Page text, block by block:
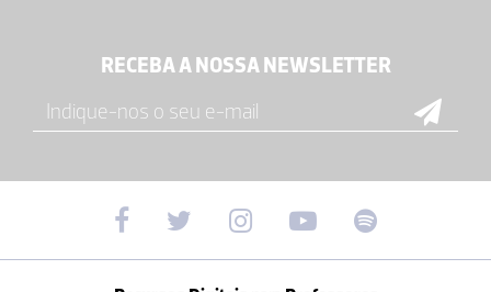
RECEBA A NOSSA NEWSLETTER